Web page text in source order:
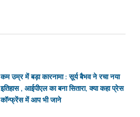
कम उम्र में बड़ा कारनामा : सूर्य बैभव ने रचा नया
इतिहास , आईपीएल का बना सितारा, क्या कहा प्रेस
कॉन्फ्रेंस में आप भी जाने